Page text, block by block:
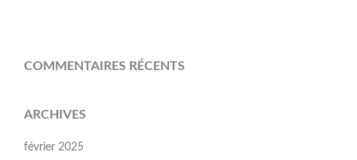
COMMENTAIRES RÉCENTS
ARCHIVES
février 2025